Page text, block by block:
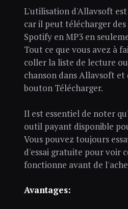
L'utilisation d'Allavsoft
car il peut télécharger des
Spotify en MP3 en
Tout ce que vous avez à
coller la liste de lecture
chanson dans Allavsoft et
bouton Télécharger.
Il est essentiel de noter
outil payant disponible
Vous pouvez toujours
d'essai gratuite pour voir
fonctionne avant de
Avantages: